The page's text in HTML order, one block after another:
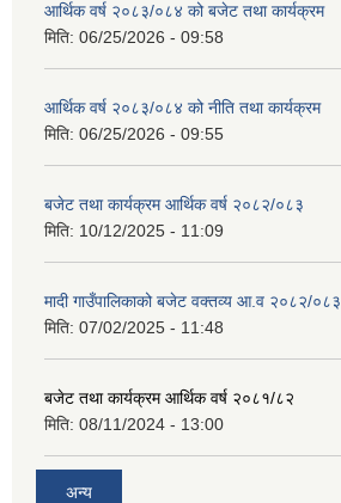
आर्थिक वर्ष २०८३/०८४ को बजेट तथा कार्यक्रम
मिति: 06/25/2026 - 09:58
आर्थिक वर्ष २०८३/०८४ को नीति तथा कार्यक्रम
मिति: 06/25/2026 - 09:55
बजेट तथा कार्यक्रम आर्थिक वर्ष २०८२/०८३
मिति: 10/12/2025 - 11:09
मादी गाउँपालिकाको बजेट वक्तव्य आ.व २०८२/०८३
मिति: 07/02/2025 - 11:48
बजेट तथा कार्यक्रम आर्थिक वर्ष २०८१/८२
मिति: 08/11/2024 - 13:00
अन्य